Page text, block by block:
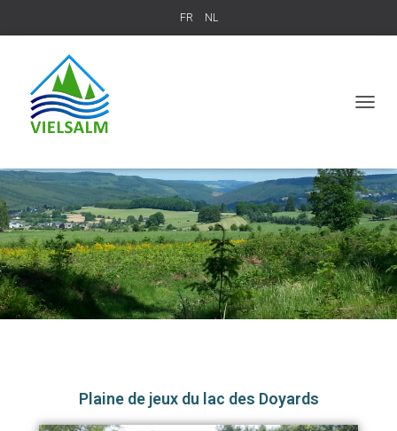
FR NL
G
L
E
N
A
V
I
G
A
T
Plaine de jeux du lac des Doyards